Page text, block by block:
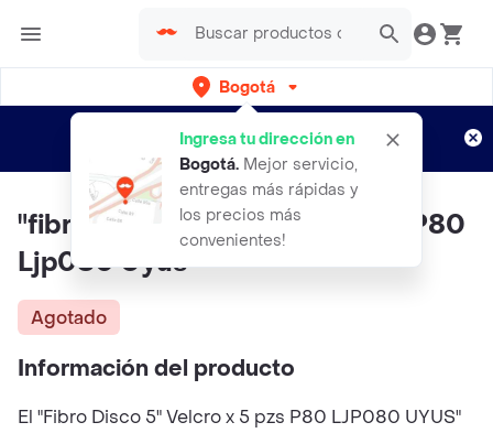
Bogotá
Ingresa tu dirección en
Bogotá. Mejor servicio,
entregas más rápidas y
los precios más
convenientes!
envíos gratis por semanas
Aplican TyC
"fibro Disco 5"" Velcro X 5 Pzs P80
Ljp080 Uyus "
Agotado
Información del producto
El "Fibro Disco 5" Velcro x 5 pzs P80 LJP080 UYUS"